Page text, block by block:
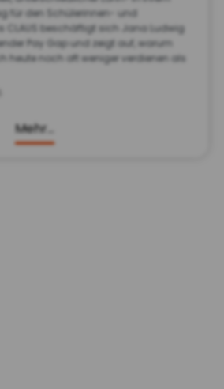
für den Schülerinnen- und
CLAUS beschäftigt sich Jana Ludwig
Pay Gap und zeigt auf, warum
heute noch oft weniger verdienen als
Mehr…